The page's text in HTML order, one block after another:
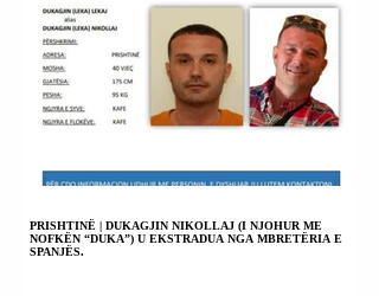
PRISHTINË | DUKAGJIN NIKOLLAJ (I NJOHUR ME
NOFKËN “DUKA”) U EKSTRADUA NGA MBRETËRIA E
SPANJËS.